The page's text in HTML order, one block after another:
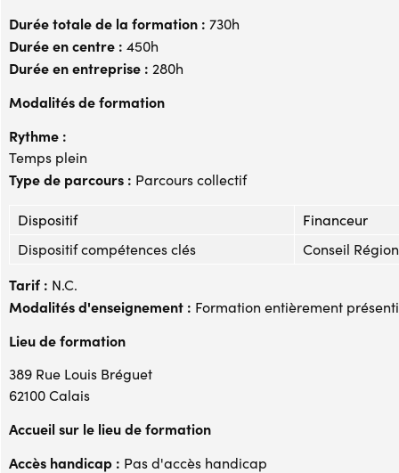
Durée totale de la formation : 730h
Durée en centre : 450h
Durée en entreprise : 280h
Modalités de formation
Rythme :
Temps plein
Type de parcours : Parcours collectif
Dispositif
Financeur
Dispositif compétences clés
Conseil
Tarif : N.C.
Modalités d'enseignement : Formation entièrement
Lieu de formation
389 Rue Louis Bréguet
62100 Calais
Accueil sur le lieu de formation
Accès handicap : Pas d'accès handicap